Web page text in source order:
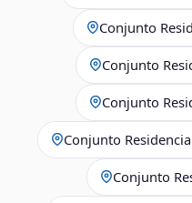
Conjunto
Conjunto
Conjunto
Conjunto
Conjunto